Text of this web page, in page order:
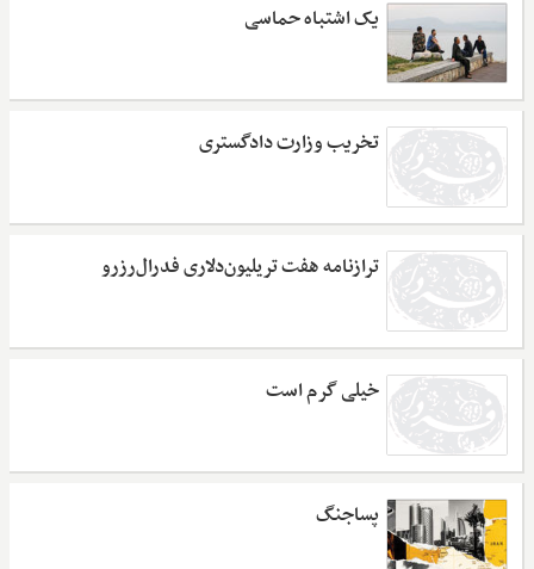
یک اشتباه حماسی
تخریب وزارت دادگستری
ترازنامه هفت تریلیون‌دلاری فدرال‌رزرو
خیلی گرم است
پساجنگ